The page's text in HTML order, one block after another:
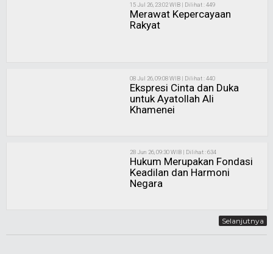
15 Jul 26, 23:02 WIB | Dilihat : 449
Merawat Kepercayaan
Rakyat
08 Jul 26, 09:08 WIB | Dilihat : 440
Ekspresi Cinta dan Duka
untuk Ayatollah Ali
Khamenei
28 Jun 26, 09:30 WIB | Dilihat : 634
Hukum Merupakan Fondasi
Keadilan dan Harmoni
Negara
Selanjutnya